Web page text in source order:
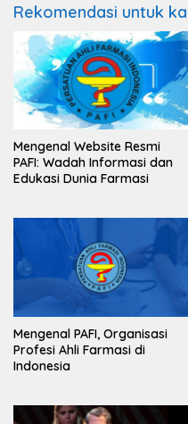
Rekomendasi untuk
Mengenal Website Resmi
PAFI: Wadah Informasi dan
Edukasi Dunia Farmasi
Mengenal PAFI, Organisasi
Profesi Ahli Farmasi di
Indonesia